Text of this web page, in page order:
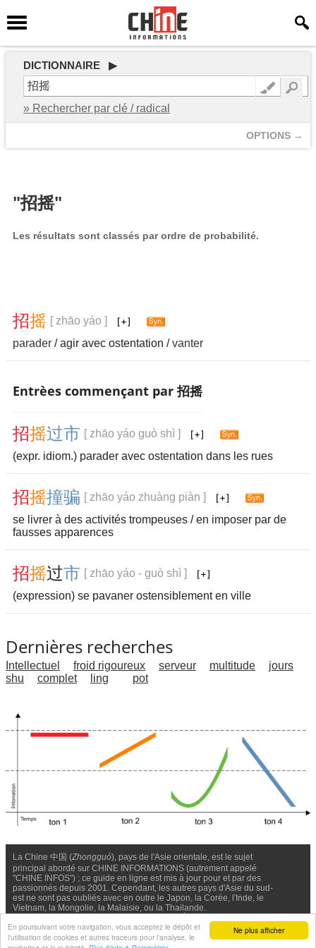
Ne plus afficher
En poursuivant votre navigation, vous acceptez le dépôt et
l'utilisation de cookies et autres traceurs pour l'analyse, le
DICTIONNAIRE ▶
» Rechercher par clé / radical
OPTIONS →
"招摇"
Les résultats sont classés par ordre de probabilité.
招摇 [ zhāo yáo ]
parader / agir avec ostentation /vanter
Entrèes commençant par 招摇
招摇过市 [ zhāo yáo guò shì ]
(expr. idiom.) parader avec ostentation dans les rues
招摇撞骗 [ zhāo yáo zhuàng piàn ]
se livrer à des activités trompeuses / en imposer par de
fausses apparences
招摇过市 [ zhāo yáo - guò shì ]
(expression) se pavaner ostensiblement en ville
Dernières recherches
Intellectuel froid rigoureux serveur multitude
jours
shu
complet ling pot
La Chine 中国 (Zhongguó), pays de l'Asie orientale, est le sujet
principal abordé sur CHINE INFORMATIONS (autrement appelé
"CHINE INFOS") ; ce guide en ligne est mis à jour pour et par des
passionnés depuis 2001. Cependant, les autres pays d'Asie du sud-
est ne sont pas oubliés avec en outre le Japon, la Corée, l'Inde, le
Vietnam, la Mongolie, la Malaisie, ou la Thailande.
Nous contacter-Facebook-Confidentialité & Cookies
© Chine Informations, 2026 - Tous droits réservés (depuis 2001)